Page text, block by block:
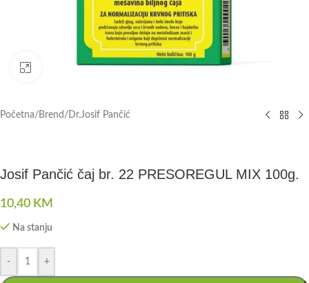
Click to enlarge
Početna/ Brend / Dr.Josif Pančić
Josif Pančić čaj br. 22 PRESOREGUL MIX 100g.
10,40 KM
Na stanju
- +